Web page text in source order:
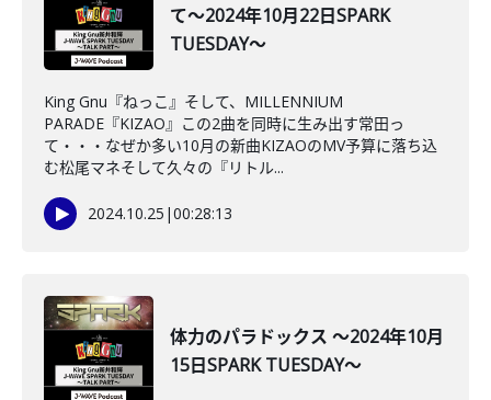
て～2024年10月22日SPARK
TUESDAY～
King Gnu『ねっこ』そして、MILLENNIUM
PARADE『KIZAO』この2曲を同時に生み出す常田っ
て・・・なぜか多い10月の新曲KIZAOのMV予算に落ち込
む松尾マネそして久々の『リトル...
2024.10.25 |00:28:13
体力のパラドックス ～2024年10月
15日SPARK TUESDAY～